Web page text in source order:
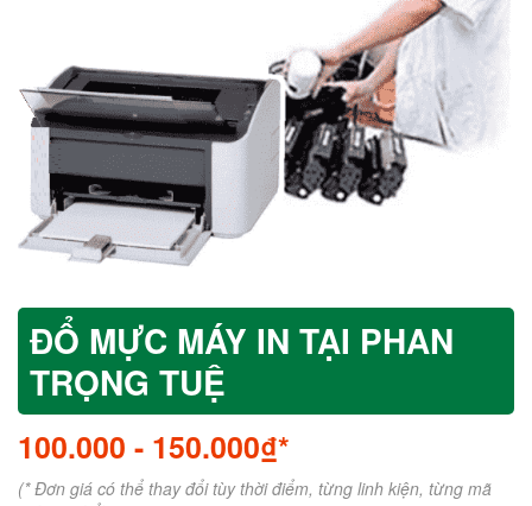
ĐỔ MỰC MÁY IN TẠI PHAN
TRỌNG TUỆ
100.000 - 150.000₫*
(* Đơn giá có thể thay đổi tùy thời điểm, từng linh kiện, từng mã